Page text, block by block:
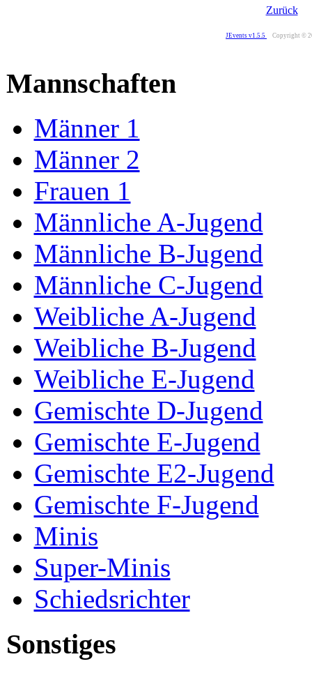
Zurück
JEvents v1.5.5 Copyright ©
Mannschaften
Männer 1
Männer 2
Frauen 1
Männliche A-Jugend
Männliche B-Jugend
Männliche C-Jugend
Weibliche A-Jugend
Weibliche B-Jugend
Weibliche E-Jugend
Gemischte D-Jugend
Gemischte E-Jugend
Gemischte E2-Jugend
Gemischte F-Jugend
Minis
Super-Minis
Schiedsrichter
Sonstiges